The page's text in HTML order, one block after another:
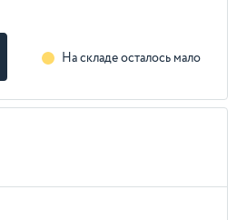
На складе осталось мало